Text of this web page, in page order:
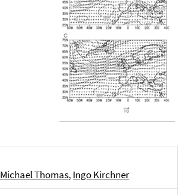
Michael Thomas,Ingo Kirchner